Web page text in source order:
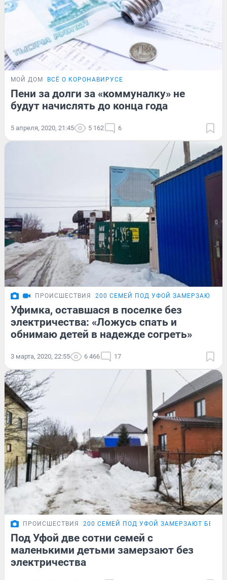
МОЙ ДОМ ВСЁ О КОРОНАВИРУСЕ
Пени за долги за «коммуналку» не
будут начислять до конца года
5 апреля, 2020, 21:45 5 162 6
ПРОИСШЕСТВИЯ 200 СЕМЕЙ ПОД УФОЙ ЗАМЕРЗАЮТ
Уфимка, оставшася в поселке без
электричества: «Ложусь спать и
обнимаю детей в надежде согреть»
3 марта, 2020, 22:55 6 466 17
ПРОИСШЕСТВИЯ 200 СЕМЕЙ ПОД УФОЙ ЗАМЕРЗАЮТ БЕЗ
Под Уфой две сотни семей с
маленькими детьми замерзают без
электричества